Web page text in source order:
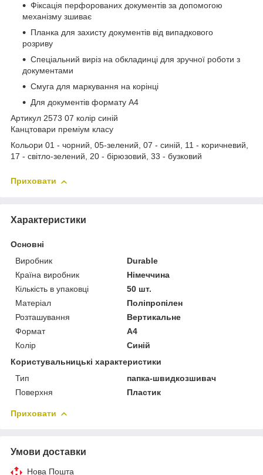
Фіксація перфорованих документів за допомогою
механізму зшиває
Планка для захисту документів від випадкового
розриву
Спеціальний виріз на обкладинці для зручної роботи з
документами
Смуга для маркування на корінці
Для документів формату А4
Артикул 2573 07 колір синій
Канцтовари преміум класу
Кольори 01 - чорний, 05-зелений, 07 - синій, 11 - коричневий,
17 - світло-зелений, 20 - бірюзовий, 33 - бузковий
Приховати
Характеристики
Основні
Виробник
Durable
Країна виробник
Німеччина
Кількість в упаковці
50 шт.
Матеріал
Поліпропілен
Розташування
Вертикальне
Формат
A4
Колір
Синій
Користувальницькі характеристики
Тип
папка-швидкозшивач
Поверхня
Пластик
Приховати
Умови доставки
Нова Пошта